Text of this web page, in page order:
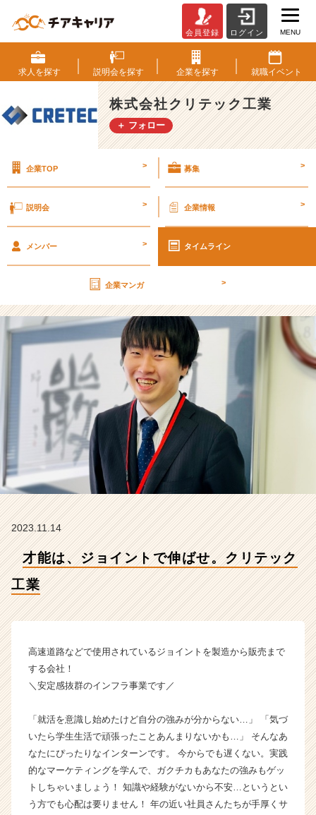
能
は、
ジ
ョ
イ
ン
ば
リ
工
業
【株
式
会
社
リ
テ
業
タ
イ
ン】
ャ
長
業
か
ら
ス
ウ
ト
会員登録 ログイン MENU
求人を探す 説明会を探す 企業を探す 就職イベント
株式会社クリテック工業
＋ フォロー
企業TOP > 募集 >
説明会 > 企業情報 >
メンバー > タイムライン
企業マンガ >
2023.11.14
才能は、ジョイントで伸ばせ。クリテック
工業
高速道路などで使用されているジョイントを製造から販売まで
する会社！
＼安定感抜群のインフラ事業です／
「就活を意識し始めたけど自分の強みが分からない…」 「気づ
いたら学生生活で頑張ったことあんまりないかも…」 そんなあ
なたにぴったりなインターンです。 今からでも遅くない。実践
的なマーケティングを学んで、ガクチカもあなたの強みもゲッ
トしちゃいましょう！ 知識や経験がないから不安…というとい
う方でも心配は要りません！ 年の近い社員さんたちが手厚くサ